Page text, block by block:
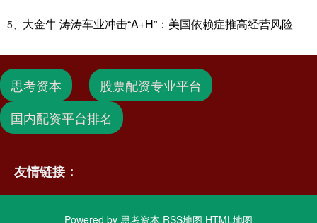
5、 大金牛 涛涛车业冲击“A+H”：美国依赖症推高经营风险
思考资本
股票配资专业平台
国内配资平台排名
友情链接：
Powered by 思考资本 RSS地图 HTML地图